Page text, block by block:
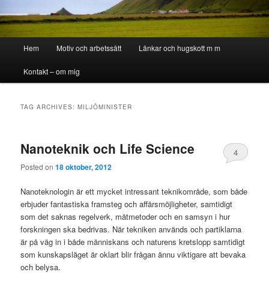
Skip to primary content
Skip to secondary content
Hem Motiv och arbetssätt Länkar och hugskott m m
Kontakt – om mig
TAG ARCHIVES:MILJÖMINISTER
Nanoteknik och Life Science
Posted on18 oktober, 2012
4
Nanoteknologin är ett mycket intressant teknikområde, som både
erbjuder fantastiska framsteg och affärsmöjligheter, samtidigt
som det saknas regelverk, mätmetoder och en samsyn i hur
forskningen ska bedrivas. När tekniken används och partiklarna
är på väg in i både människans och naturens kretslopp samtidigt
som kunskapsläget är oklart blir frågan ännu viktigare att bevaka
och belysa.